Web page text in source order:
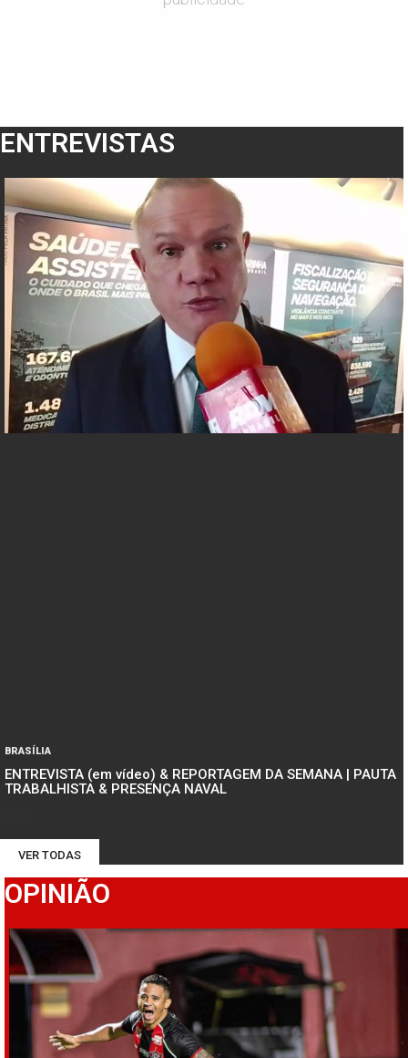
ENTREVISTAS
BRASÍLIA
ENTREVISTA (em vídeo) & REPORTAGEM DA SEMANA | PAUTA
TRABALHISTA & PRESENÇA NAVAL
VER TODAS
OPINIÃO